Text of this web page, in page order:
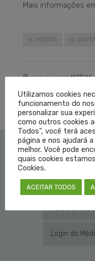
Mais informações
BIOÉTICA
PUBLICADO EM NOTÍCIAS
Institucional
Educação
Fale Conosco
Login do
Utilizamos cookies
funcionamento do
personalizar sua
como outros cookies
Todos", você terá
página e nos ajudará
melhor. Você pode
quais cookies
Cookies.
ACEITAR TODOS